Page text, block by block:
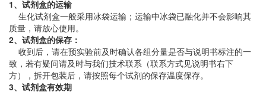
1、试剂盒的运输
生化试剂盒一般采用冰袋运输；运输中冰袋已融化并不会影响其
质量，请放心使用。
2、试剂盒的保存：
收到后，请在预实验前及时确认各组分量是否与说明书标注的一
致，若有疑问请及时与我们技术联系（联系方式见说明书右下
方），拆开包装后，请按照每个试剂的保存温度保存。
3、试剂盒有效期